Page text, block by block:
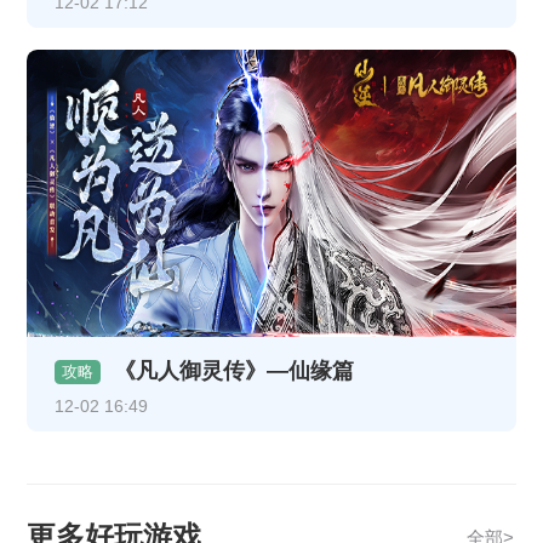
攻略 《凡人御灵传》—仙缘篇
12-02 16:49
全部>